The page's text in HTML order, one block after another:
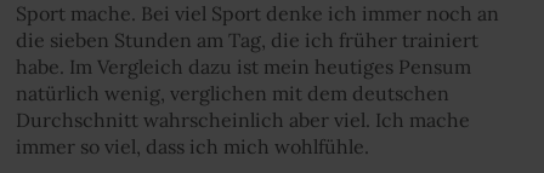
Sport mache. Bei viel Sport denke ich immer noch an
die sieben Stunden am Tag, die ich früher trainiert
habe. Im Vergleich dazu ist mein heutiges Pensum
natürlich wenig, verglichen mit dem deutschen
Durchschnitt wahrscheinlich aber viel. Ich mache
immer so viel, dass ich mich wohlfühle.